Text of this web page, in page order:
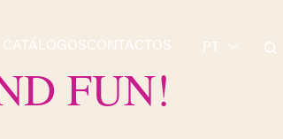
CATÁLOGOSCONTACTOS PT
FUN!